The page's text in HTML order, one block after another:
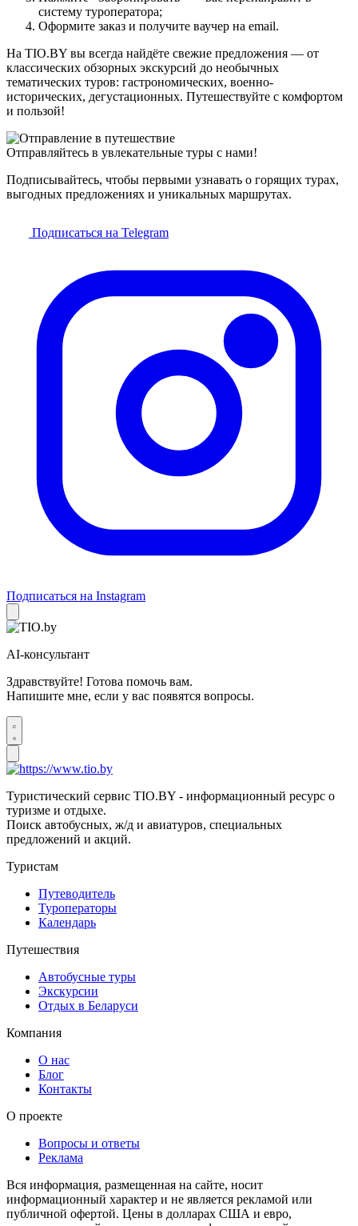
систему туроператора;
Оформите заказ и получите ваучер на email.
На TIO.BY вы всегда найдёте свежие предложения — от
классических обзорных экскурсий до необычных
тематических туров: гастрономических, военно-
исторических, дегустационных. Путешествуйте с комфортом
и пользой!
Отправляйтесь в увлекательные туры с нами!
Подписывайтесь, чтобы первыми узнавать о горящих турах,
выгодных предложениях и уникальных маршрутах.
Подписаться на Telegram
Подписаться на Instagram
AI-консультант
Здравствуйте! Готова помочь вам.
Напишите мне, если у вас появятся вопросы.
Туристический сервис TIO.BY - информационный ресурс о
туризме и отдыхе.
Поиск автобусных, ж/д и авиатуров, специальных
предложений и акций.
Туристам
Путеводитель
Туроператоры
Календарь
Путешествия
Автобусные туры
Экскурсии
Отдых в Беларуси
Компания
О нас
Блог
Контакты
О проекте
Вопросы и ответы
Реклама
Вся информация, размещенная на сайте, носит
информационный характер и не является рекламой или
публичной офертой. Цены в долларах США и евро,